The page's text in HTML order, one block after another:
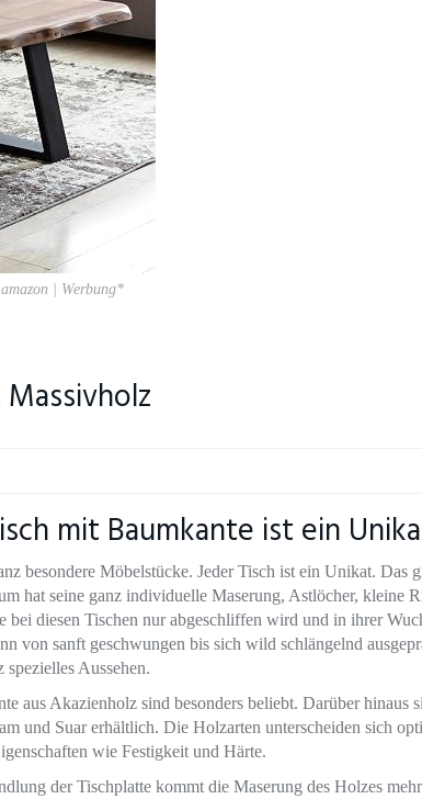
| Werbung*
mit Baumkante ist ein
besondere Möbelstücke. Jeder Tisch ist ein Unikat. Das
hat seine ganz individuelle Maserung, Astlöcher, kleine
bei diesen Tischen nur abgeschliffen wird und in ihrer
von sanft geschwungen bis sich wild schlängelnd
Aussehen.
aus Akazienholz sind besonders beliebt. Darüber hinaus
und Suar erhältlich. Die Holzarten unterscheiden sich
wie Festigkeit und Härte.
der Tischplatte kommt die Maserung des Holzes